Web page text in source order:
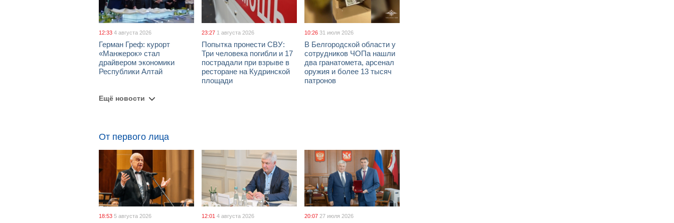
12:33 4 августа 2026
Герман Греф: курорт
«Манжерок» стал
драйвером экономики
Республики Алтай
23:27 1 августа 2026
Попытка пронести СВУ:
Три человека погибли и 17
пострадали при взрыве в
ресторане на Кудринской
площади
10:26 31 июля 2026
В Белгородской области у
сотрудников ЧОПа нашли
два гранатомета, арсенал
оружия и более 13 тысяч
патронов
Ещё новости
От первого лица
18:53 5 августа 2026 12:01 4 августа 2026 20:07 27 июля 2026